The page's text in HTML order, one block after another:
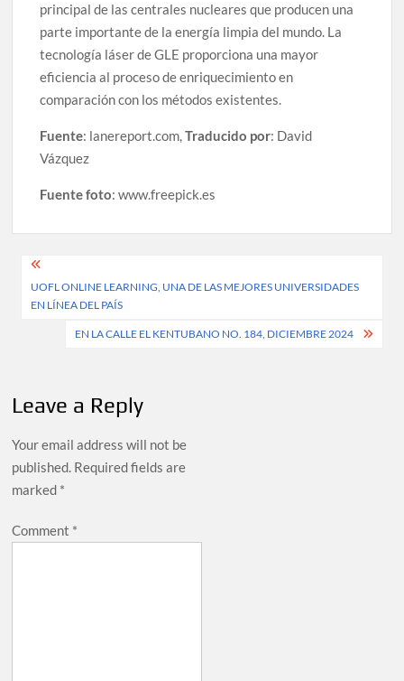
principal de las centrales nucleares que producen una
parte importante de la energía limpia del mundo. La
tecnología láser de GLE proporciona una mayor
eficiencia al proceso de enriquecimiento en
comparación con los métodos existentes.
Fuente: lanereport.com,Traducido por: David
Vázquez
Fuente foto: www.freepick.es
Post
navigation
UOFL ONLINE LEARNING, UNA DE LAS MEJORES UNIVERSIDADES
EN LÍNEA DEL PAÍS
EN LA CALLE EL KENTUBANO NO. 184, DICIEMBRE 2024
Leave a Reply
Your email address will not be
published. Required fields are
marked *
Comment *